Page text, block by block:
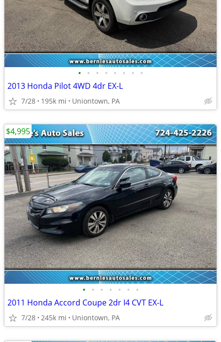
• • • • • • • •
2013 Honda Pilot 4WD 4dr EX-L
7/28 195k mi Uniontown, PA
• • • • • • •
2011 Honda Accord Coupe 2dr I4 CVT EX-L
7/28 245k mi Uniontown, PA
$4,995